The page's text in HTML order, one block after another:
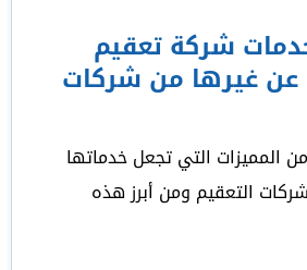
شركة تعقيم
غيرها من شركات
المميزات التي تجعل خدماتها
التعقيم ومن أبرز هذه